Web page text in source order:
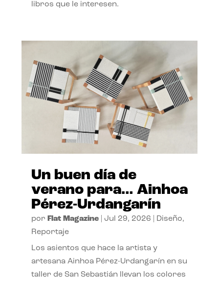
libros que le interesen.
Un buen día de
verano para… Ainhoa
Pérez-Urdangarín
por Flat Magazine| Jul 29, 2026 Diseño,
Reportaje
Los asientos que hace la artista y
artesana Ainhoa Pérez-Urdangarín en su
taller de San Sebastián llevan los colores